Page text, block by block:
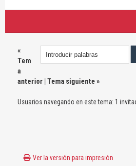
«
Tem
a
anterior | Tema siguiente »
Usuarios navegando en este tema: 1
Ver la versión para impresión